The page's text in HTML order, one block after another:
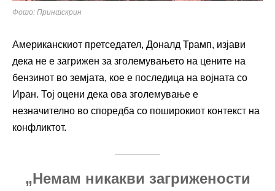
Фото: Принтскрин
Американскиот претседател, Доналд Трамп, изјави
дека не е загрижен за зголемувањето на цените на
бензинот во земјата, кое е последица на војната со
Иран. Тој оцени дека ова зголемување е
незначително во споредба со поширокиот контекст на
конфликтот.
„Немам никакви загрижености